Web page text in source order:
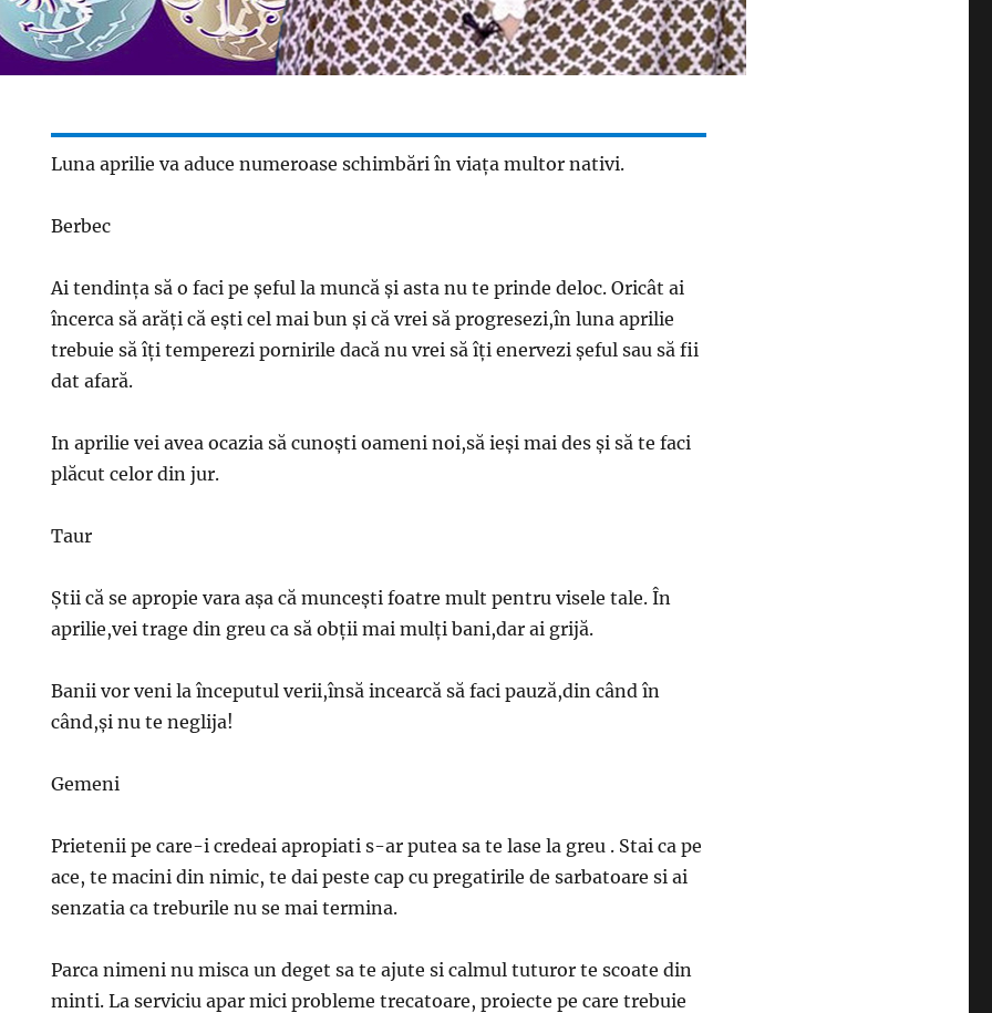
Luna aprilie va aduce numeroase schimbări în viaţa multor nativi.
Berbec
Ai tendinţa să o faci pe şeful la muncă şi asta nu te prinde deloc. Oricât ai
încerca să arăţi că eşti cel mai bun şi că vrei să progresezi,în luna aprilie
trebuie să îţi temperezi pornirile dacă nu vrei să îţi enervezi şeful sau să fii
dat afară.
In aprilie vei avea ocazia să cunoşti oameni noi,să ieşi mai des şi să te faci
plăcut celor din jur.
Taur
Ştii că se apropie vara aşa că munceşti foatre mult pentru visele tale. În
aprilie,vei trage din greu ca să obţii mai mulţi bani,dar ai grijă.
Banii vor veni la începutul verii,însă incearcă să faci pauză,din când în
când,şi nu te neglija!
Gemeni
Prietenii pe care-i credeai apropiati s-ar putea sa te lase la greu . Stai ca pe
ace, te macini din nimic, te dai peste cap cu pregatirile de sarbatoare si ai
senzatia ca treburile nu se mai termina.
Parca nimeni nu misca un deget sa te ajute si calmul tuturor te scoate din
minti. La serviciu apar mici probleme trecatoare, proiecte pe care trebuie